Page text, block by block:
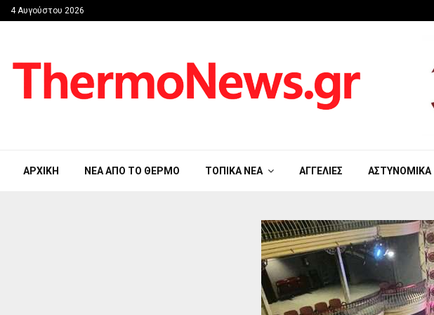
4 Αυγούστου 2026
ΑΡΧΙΚΉ ΝΈΑ ΑΠΟ ΤΟ ΘΈΡΜΟ ΤΟΠΙΚΆ ΝΈΑ ΑΓΓΕΛΊΕΣ ΑΣΤΥΝΟΜΙΚΆ